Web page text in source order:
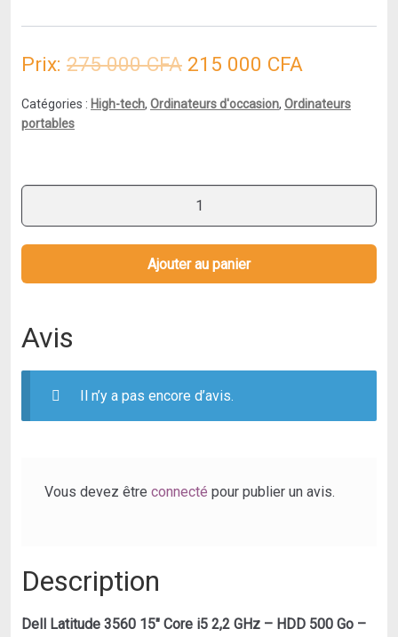
Prix: 275 000CFA Le
prix
275
000 CFA.
215 000 CFA
prix
215
000 CFA.
Catégories : High-tech, Ordinateurs d'occasion, Ordinateurs
portables
Latitude
3560
2.2
GHz
-
Go
Français.
Ajouter au panier
Avis
Il n’y a pas encore d’avis.
Vous devez être connecté pour publier un avis.
Description
Dell Latitude 3560 15″ Core i5 2,2 GHz – HDD 500 Go –